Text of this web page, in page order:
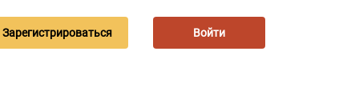
Зарегистрироваться Войти